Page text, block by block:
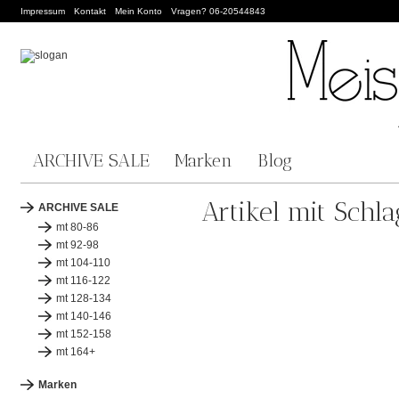
Impressum Kontakt Mein Konto Vragen? 06-20544843
ARCHIVE SALE Marken Blog
ARCHIVE SALE
mt 80-86
mt 92-98
mt 104-110
mt 116-122
mt 128-134
mt 140-146
mt 152-158
mt 164+
Marken
Artikel mit